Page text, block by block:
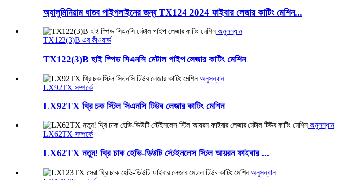
অ্যালুমিনিয়াম ধাতব পাইপলাইনের জন্য TX124 2024 ফাইবার লেজার কাটিং মেশিন...
অনুসন্ধান
TX122(3)B এর কীওয়ার্ড
TX122(3)B হাই স্পিড সিএনসি মেটাল পাইপ লেজার কাটিং মেশিন
অনুসন্ধান
LX92TX সম্পর্কে
LX92TX থ্রি চক স্টিল সিএনসি টিউব লেজার কাটিং মেশিন
অনুসন্ধান
LX62TX সম্পর্কে
LX62TX নতুন! থ্রি চাক হেভি-ডিউটি ​​স্টেইনলেস স্টিল আয়রন ফাইবার ...
অনুসন্ধান